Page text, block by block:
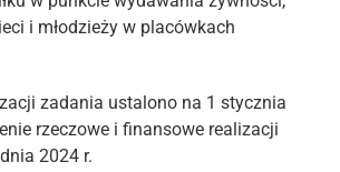
i młodzieży w placówkach
zadania ustalono na 1 stycznia
rzeczowe i finansowe realizacji
2024 r.